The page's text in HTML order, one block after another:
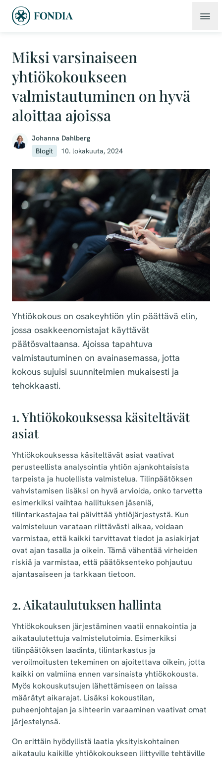
Miksi varsinaiseen
yhtiökokoukseen
valmistautuminen on hyvä
aloittaa ajoissa
Johanna Dahlberg
Blogit
10. lokakuuta, 2024
Yhtiökokous on osakeyhtiön ylin päättävä elin,
jossa osakkeenomistajat käyttävät
päätösvaltaansa. Ajoissa tapahtuva
valmistautuminen on avainasemassa, jotta
kokous sujuisi suunnitelmien mukaisesti ja
tehokkaasti.
1. Yhtiökokouksessa käsiteltävät
asiat
Yhtiökokouksessa käsiteltävät asiat vaativat
perusteellista analysointia yhtiön ajankohtaisista
tarpeista ja huolellista valmistelua. Tilinpäätöksen
vahvistamisen lisäksi on hyvä arvioida, onko tarvetta
esimerkiksi vaihtaa hallituksen jäseniä,
tilintarkastajaa tai päivittää yhtiöjärjestystä. Kun
valmisteluun varataan riittävästi aikaa, voidaan
varmistaa, että kaikki tarvittavat tiedot ja asiakirjat
ovat ajan tasalla ja oikein. Tämä vähentää virheiden
riskiä ja varmistaa, että päätöksenteko pohjautuu
ajantasaiseen ja tarkkaan tietoon.
2. Aikataulutuksen hallinta
Yhtiökokouksen järjestäminen vaatii ennakointia ja
aikataulutettuja valmistelutoimia. Esimerkiksi
tilinpäätöksen laadinta, tilintarkastus ja
veroilmoitusten tekeminen on ajoitettava oikein, jotta
kaikki on valmiina ennen varsinaista yhtiökokousta.
Myös kokouskutsujen lähettämiseen on laissa
määrätyt aikarajat. Lisäksi kokoustilan,
puheenjohtajan ja sihteerin varaaminen vaativat omat
järjestelynsä.
On erittäin hyödyllistä laatia yksityiskohtainen
aikataulu kaikille yhtiökokoukseen liittyville tehtäville